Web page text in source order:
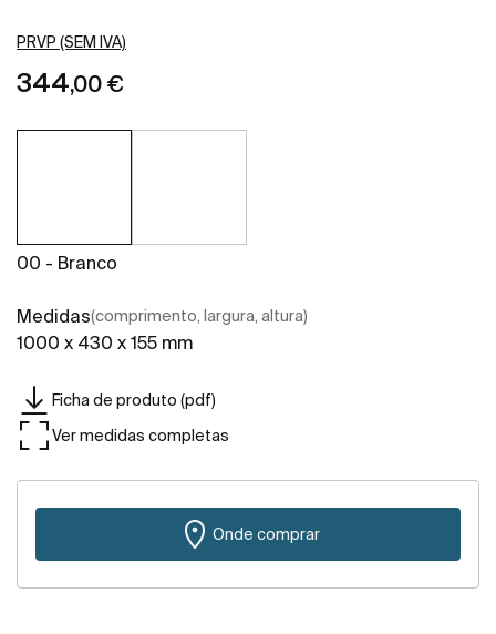
PRVP (SEM IVA)
344,00 €
00 - Branco
Medidas(comprimento, largura, altura)
1000 x 430 x 155 mm
Ficha de produto (pdf)
Ver medidas completas
Onde comprar